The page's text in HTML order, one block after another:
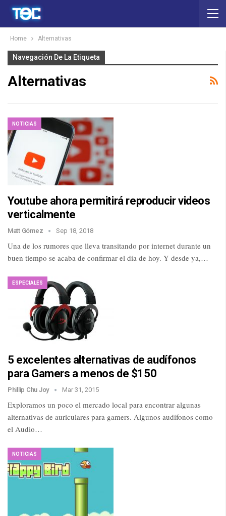
Home Alternativas
Navegación De La Etiqueta
Alternativas
NOTICIAS
Youtube ahora permitirá reproducir videos
verticalmente
Matt Gómez Sep 18, 2018
Una de los rumores que lleva transitando por internet durante un
buen tiempo se acaba de confirmar el día de hoy. Y desde ya,…
ESPECIALES
5 excelentes alternativas de audífonos
para Gamers a menos de $150
Phillip Chu Joy Mar 31, 2015
Exploramos un poco el mercado local para encontrar algunas
alternativas de auriculares para gamers. Algunos audífonos como
el Audio…
NOTICIAS